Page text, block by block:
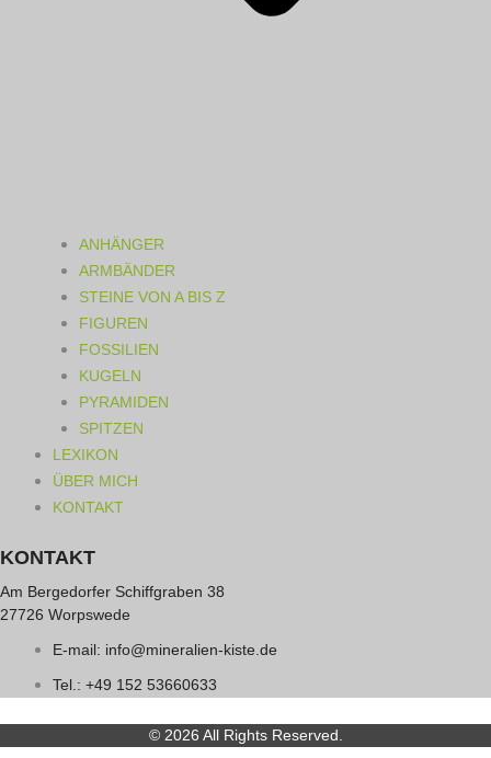
ANHÄNGER
ARMBÄNDER
STEINE VON A BIS Z
FIGUREN
FOSSILIEN
KUGELN
PYRAMIDEN
SPITZEN
LEXIKON
ÜBER MICH
KONTAKT
KONTAKT
Am Bergedorfer Schiffgraben 38
27726 Worpswede
E-mail: info@mineralien-kiste.de
Tel.: +49 152 53660633
© 2026 All Rights Reserved.